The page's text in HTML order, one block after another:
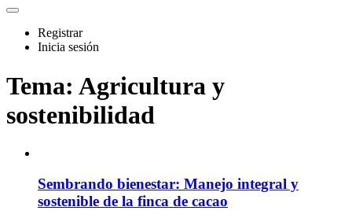
Registrar
Inicia sesión
Tema: Agricultura y
sostenibilidad
Sembrando bienestar: Manejo integral y
sostenible de la finca de cacao